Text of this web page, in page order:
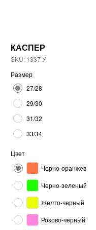
КАСПЕР
SKU: 1337 У
Размер
27/28
29/30
31/32
33/34
Цвет
Черно-оранжевый
Черно-зеленый
Желто-черный
Розово-черный